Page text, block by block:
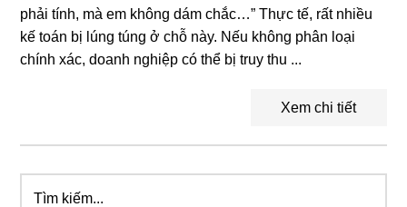
phải tính, mà em không dám chắc…” Thực tế, rất nhiều
kế toán bị lúng túng ở chỗ này. Nếu không phân loại
chính xác, doanh nghiệp có thể bị truy thu ...
Xem chi tiết
Primary